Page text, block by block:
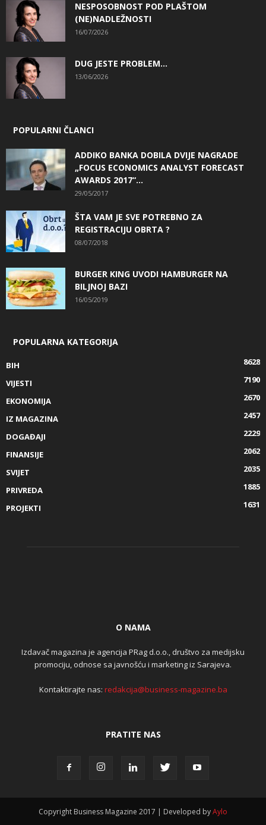
NESPOSOBNOST POD PLAŠTOM
(NE)NADLEŽNOSTI
16/07/2026
DUG JESTE PROBLEM…
13/06/2026
POPULARNI ČLANCI
ADDIKO BANKA DOBILA DVIJE NAGRADE
„FOCUS ECONOMICS ANALYST FORECAST
AWARDS 2017“...
29/05/2017
ŠTA VAM JE SVE POTREBNO ZA
REGISTRACIJU OBRTA ?
08/07/2018
BURGER KING UVODI HAMBURGER NA
BILJNOJ BAZI
16/05/2019
POPULARNA KATEGORIJA
BIH
8628
VIJESTI
7190
EKONOMIJA
2670
IZ MAGAZINA
2457
DOGAĐAJI
2229
FINANSIJE
2062
SVIJET
2035
PRIVREDA
1885
PROJEKTI
1631
O NAMA
Izdavač magazina je agencija PRag d.o.o., društvo za medijsku
promociju, odnose sa javnošću i marketing iz Sarajeva.
Kontaktirajte nas: redakcija@business-magazine.ba
PRATITE NAS
Copyright Business Magazine 2017 | Developed byAylo